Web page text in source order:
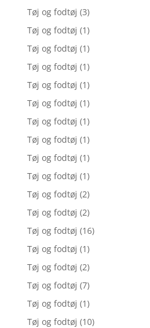
Tøj og fodtøj (3)
Tøj og fodtøj (1)
Tøj og fodtøj (1)
Tøj og fodtøj (1)
Tøj og fodtøj (1)
Tøj og fodtøj (1)
Tøj og fodtøj (1)
Tøj og fodtøj (1)
Tøj og fodtøj (1)
Tøj og fodtøj (1)
Tøj og fodtøj (2)
Tøj og fodtøj (2)
Tøj og fodtøj (16)
Tøj og fodtøj (1)
Tøj og fodtøj (2)
Tøj og fodtøj (7)
Tøj og fodtøj (1)
Tøj og fodtøj (10)